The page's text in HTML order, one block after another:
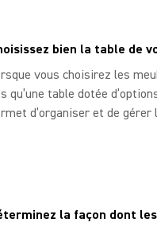
bien la table de
vous choisirez les
qu’une table dotée
d’organiser et de
la façon dont